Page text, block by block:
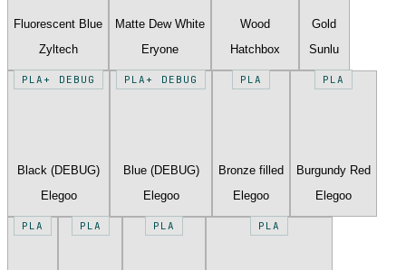
Fluorescent Blue
Zyltech
Matte Dew White
Eryone
Wood
Hatchbox
Gold
Sunlu
PLA+ DEBUG
Black (DEBUG)
Elegoo
PLA+ DEBUG
Blue (DEBUG)
Elegoo
PLA
Bronze filled
Elegoo
PLA
Burgundy Red
Elegoo
PLA PLA PLA PLA